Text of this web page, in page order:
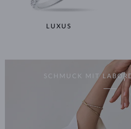
LUXUS
SCHMUCK MIT